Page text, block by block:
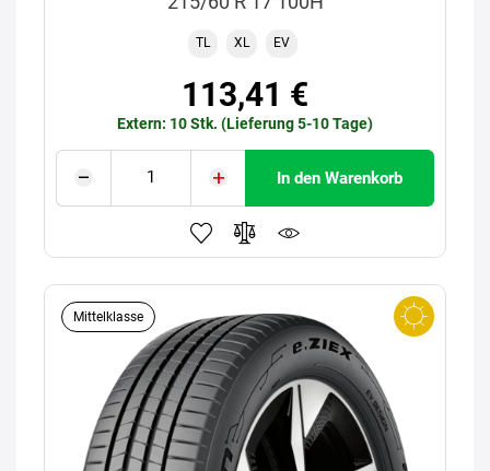
TL XL EV
113,41 €
Extern: 10 Stk. (Lieferung 5-10 Tage)
In den Warenkorb
Mittelklasse